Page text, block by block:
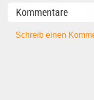
Kommentare
Schreib einen